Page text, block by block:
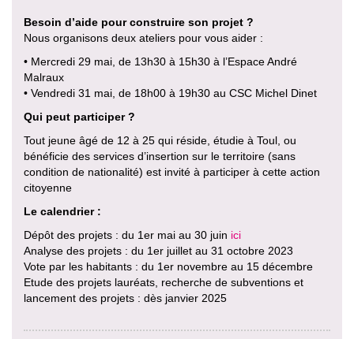
Besoin d’aide pour construire son projet ?
Nous organisons deux ateliers pour vous aider :
• Mercredi 29 mai, de 13h30 à 15h30 à l’Espace André
Malraux
• Vendredi 31 mai, de 18h00 à 19h30 au CSC Michel Dinet
Qui peut participer ?
Tout jeune âgé de 12 à 25 qui réside, étudie à Toul, ou
bénéficie des services d’insertion sur le territoire (sans
condition de nationalité) est invité à participer à cette action
citoyenne
Le calendrier :
Dépôt des projets : du 1er mai au 30 juin ici
Analyse des projets : du 1er juillet au 31 octobre 2023
Vote par les habitants : du 1er novembre au 15 décembre
Etude des projets lauréats, recherche de subventions et
lancement des projets : dès janvier 2025